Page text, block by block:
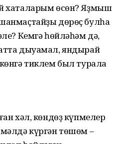
хаталарым өсөн? Яҙмыш
дөрөҫ булһа
Кемгә һөйләһәм дә,
дыуамал, яндырай
тиклем был турала
хәл, көндөҙ күпмелер
күргән төшөм –